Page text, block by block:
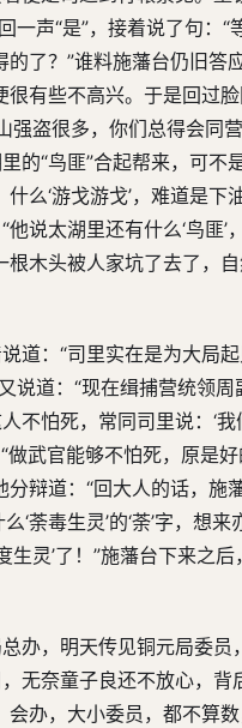
一声“是”，接着说了句：
了？”谁料施藩台仍旧答
有些不高兴。于是回过
盗很多，你们总得会同
“鸟匪”合起帮来，可不
么‘游戈游戈’，难道是
说太湖里还有什么‘鸟匪
根木头被人家坑了去了，
道：“司里实在是为大局
说道：“现在缉捕营统领
不怕死，常同司里说：‘
武官能够不怕死，原是
辩道：“回大人的话，施
‘荼毒生灵’的‘荼’字，想
灵’了！”施藩台下来之
办，明天传见铜元局委
无奈童子良还不放心，
办，大小委员，都不算